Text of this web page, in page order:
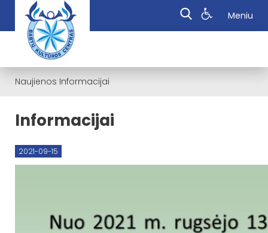
Meniu
Naujienos Informacijai
Informacijai
2021-09-15